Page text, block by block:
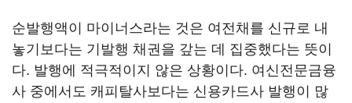
순발행액이 마이너스라는 것은 여전채를 신규로 내
놓기보다는 기발행 채권을 갚는 데 집중했다는 뜻이
다. 발행에 적극적이지 않은 상황이다. 여신전문금융
사 중에서도 캐피탈사보다는 신용카드사 발행이 많